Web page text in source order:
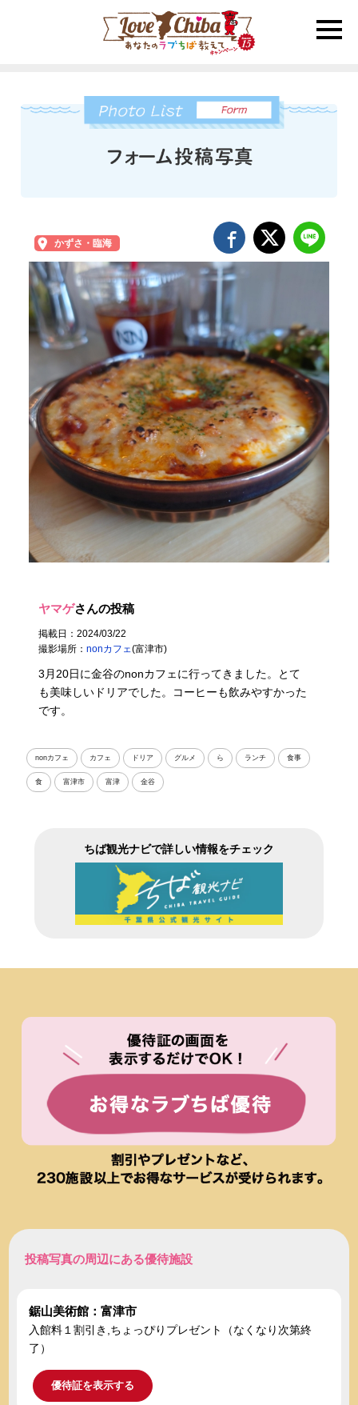
toggle
かずさ・臨海
ヤマゲさんの投稿
掲載日：2024/03/22
撮影場所：nonカフェ(富津市)
3月20日に金谷のnonカフェに行ってきました。とて
も美味しいドリアでした。コーヒーも飲みやすかった
です。
nonカフェ カフェ ドリア グルメ ら ランチ 食事
食 富津市 富津 金谷
ちば観光ナビで詳しい情報をチェック
投稿写真の周辺にある優待施設
鋸山美術館：富津市
入館料１割引き,ちょっぴりプレゼント（なくなり次第終
了）
優待証を表示する